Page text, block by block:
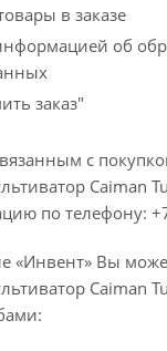
в заказе
об
заказ"
с
Caiman
по телефону:
«Инвент» Вы
Caiman